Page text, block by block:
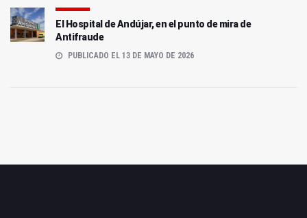
El Hospital de Andújar, en el punto de mira de
Antifraude
PUBLICADO EL 13 DE MAYO DE 2026